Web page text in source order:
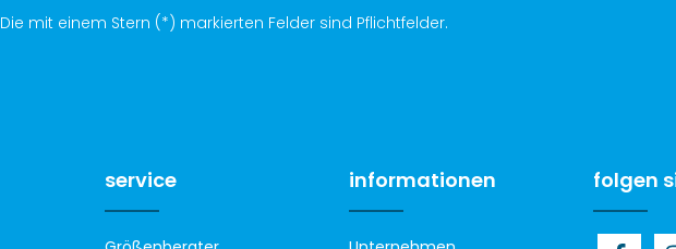
Die mit einem Stern (*) markierten Felder sind Pflichtfelder.
service informationen folgen